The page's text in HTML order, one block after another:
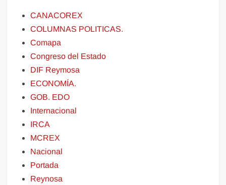
CANACOREX
COLUMNAS POLITICAS.
Comapa
Congreso del Estado
DIF Reymosa
ECONOMÍA.
GOB. EDO
Internacional
IRCA
MCREX
Nacional
Portada
Reynosa